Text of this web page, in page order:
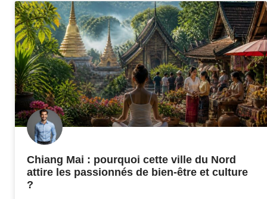
Chiang Mai : pourquoi cette ville du Nord
attire les passionnés de bien-être et culture
?